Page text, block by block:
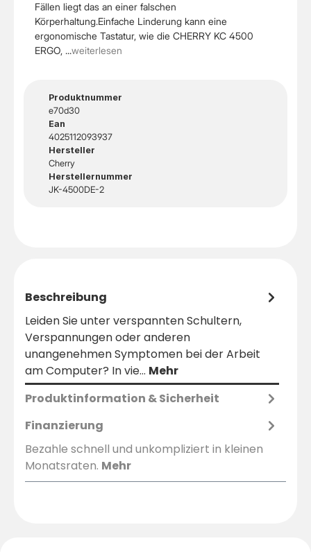
Fällen liegt das an einer falschen
Körperhaltung.Einfache Linderung kann eine
ergonomische Tastatur, wie die CHERRY KC 4500
ERGO, ...weiterlesen
Produktnummer
e70d30
Ean
4025112093937
Hersteller
Cherry
Herstellernummer
JK-4500DE-2
Beschreibung
Leiden Sie unter verspannten Schultern,
Verspannungen oder anderen
unangenehmen Symptomen bei der Arbeit
am Computer? In vie… Mehr
Produktinformation & Sicherheit
Finanzierung
Bezahle schnell und unkompliziert in kleinen
Monatsraten. Mehr